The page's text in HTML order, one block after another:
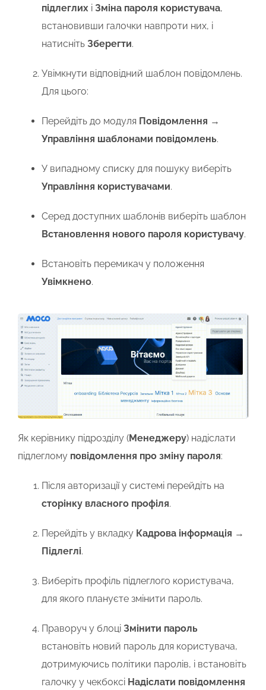
підлеглих і Зміна пароля користувача,
встановивши галочки навпроти них, і
натисніть Зберегти.
Увімкнути відповідний шаблон повідомлень.
Для цього:
Перейдіть до модуля Повідомлення →
Управління шаблонами повідомлень.
У випадному списку для пошуку виберіть
Управління користувачами.
Серед доступних шаблонів виберіть шаблон
Встановлення нового пароля користувачу.
Встановіть перемикач у положення
Увімкнено.
Як керівнику підрозділу (Менеджеру) надіслати
підлеглому повідомлення про зміну пароля:
Після авторизації у системі перейдіть на
сторінку власного профіля.
Перейдіть у вкладку Кадрова інформація →
Підлеглі.
Виберіть профіль підлеглого користувача,
для якого плануєте змінити пароль.
Праворуч у блоці Змінити пароль
встановіть новий пароль для користувача,
дотримуючись політики паролів, і встановіть
галочку у чекбоксі Надіслати повідомлення